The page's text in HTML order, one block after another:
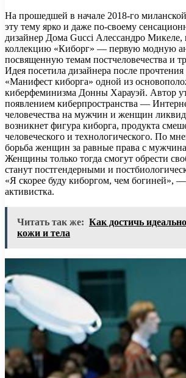
На прошедшей в начале 2018-го
эту тему ярко и даже по-своему
дизайнер Дома Gucci Алессандро Микеле,
коллекцию «Киборг» — первую модную
посвященную темам постчеловечества и
Идея посетила дизайнера после прочтения
«Манифест киборга» одной из
киберфеминизма Донны Харауэй. Автор
появлением киберпространства —
человечества на мужчин и женщин
возникнет фигура киборга, продукта
человеческого и технологического. По
борьба женщин за равные права с
Женщины только тогда смогут обрести
станут постгендерными и
«Я скорее буду киборгом, чем богиней», —
активистка.
Читать так же: Как достичь
кожи и тела